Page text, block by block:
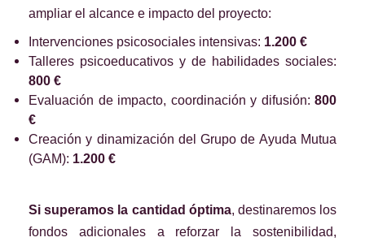
ampliar el alcance e impacto del proyecto:
Intervenciones psicosociales intensivas: 1.200 €
Talleres psicoeducativos y de habilidades sociales:
800 €
Evaluación de impacto, coordinación y difusión: 800
€
Creación y dinamización del Grupo de Ayuda Mutua
(GAM): 1.200 €
Si superamos la cantidad óptima, destinaremos los
fondos adicionales a reforzar la sostenibilidad,